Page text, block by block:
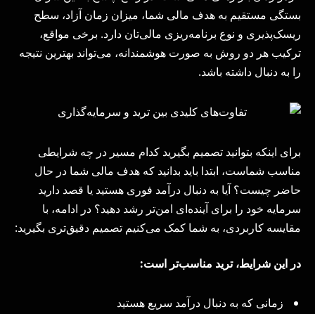
بستگی مستقیم به هدف مالی شما، میزان زمان آزاد، سطح
ریسک‌پذیری و نوع برنامه‌ریزی مالی‌تان دارد. برخی مواقع،
ترکیب هر دو روش به صورت هوشمندانه، می‌تواند بهترین نتیجه
را به دنبال داشته باشد.
برای اینکه بتوانید تصمیم بگیرید کدام مسیر در چه شرایطی
مناسب شماست، ابتدا باید بدانید که هدف مالی شما در حال
حاضر چیست؟ آیا به دنبال درآمد فوری هستید یا قصد دارید
سرمایه خود را برای آینده‌ای امن‌تر رشد دهید؟ در ادامه، با
مقایسه کاربردی، به شما کمک می‌کنیم تصمیم دقیق‌تری بگیرید:
در این شرایط، ترید مناسب‌تر است:
زمانی که به دنبال درآمد سریع هستید